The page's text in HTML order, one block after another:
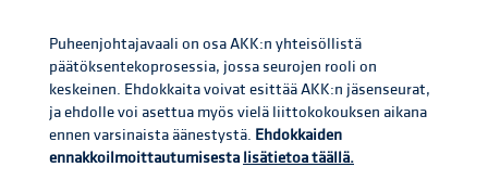
Puheenjohtajavaali on osa AKK:n yhteisöllistä
päätöksentekoprosessia, jossa seurojen rooli on
keskeinen. Ehdokkaita voivat esittää AKK:n jäsenseurat,
ja ehdolle voi asettua myös vielä liittokokouksen aikana
ennen varsinaista äänestystä. Ehdokkaiden
ennakkoilmoittautumisesta lisätietoa täällä.